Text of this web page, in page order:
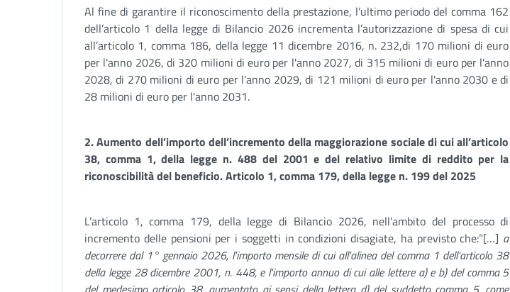
Al fine di garantire il riconoscimento della prestazione, l’ultimo periodo del comma 162
dell’articolo 1 della legge di Bilancio 2026 incrementa l’autorizzazione di spesa di cui
all’articolo 1, comma 186, della legge 11 dicembre 2016, n. 232,di 170 milioni di euro
per l'anno 2026, di 320 milioni di euro per l'anno 2027, di 315 milioni di euro per l'anno
2028, di 270 milioni di euro per l'anno 2029, di 121 milioni di euro per l'anno 2030 e di
28 milioni di euro per l'anno 2031.
2.Aumento dell’importo dell’incremento della maggiorazione sociale di cui all’articolo
38, comma 1, della legge n. 488 del 2001 e del relativo limite di reddito per la
riconoscibilità del beneficio. Articolo 1, comma 179, della legge n. 199 del 2025
L’articolo 1, comma 179, della legge di Bilancio 2026, nell'ambito del processo di
incremento delle pensioni per i soggetti in condizioni disagiate, ha previsto che:”[…] a
decorrere dal 1° gennaio 2026, l'importo mensile di cui all'alinea delcomma 1 dell'articolo 38
della legge 28 dicembre 2001, n. 448, e l'importo annuo di cui alle lettere a) e b) del comma 5